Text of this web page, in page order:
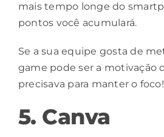
mais tempo longe do
pontos você acumulará.
Se a sua equipe gosta de
game pode ser a motivação
precisava para manter o foco!
5. Canva